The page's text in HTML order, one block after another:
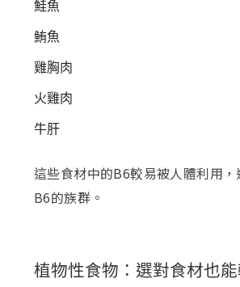
鮭魚
鮪魚
雞胸肉
火雞肉
牛肝
這些食材中的B6較易被人體利用
B6的族群。
植物性食物：選對食材也